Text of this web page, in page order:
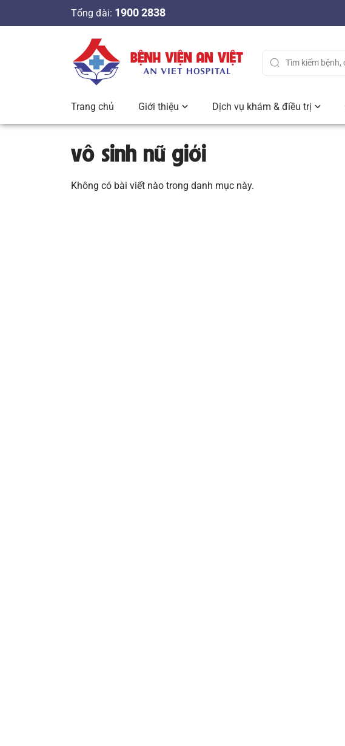
n
Tổng đài: 1900 2838
Trang chủ Giới thiệu Dịch vụ khám & điều trị
vô sinh nữ giới
Không có bài viết nào trong danh mục này.